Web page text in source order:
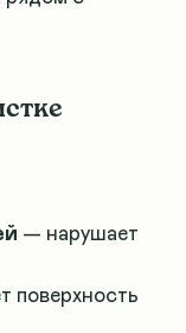
— нарушает
поверхность